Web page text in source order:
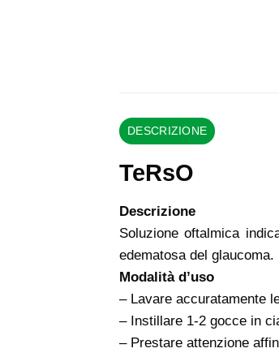
DESCRIZIONE
TeRsO
Descrizione
Soluzione oftalmica
edematosa del glaucoma.
Modalità d’uso
– Lavare accuratamente
– Instillare 1-2 gocce in
– Prestare attenzione